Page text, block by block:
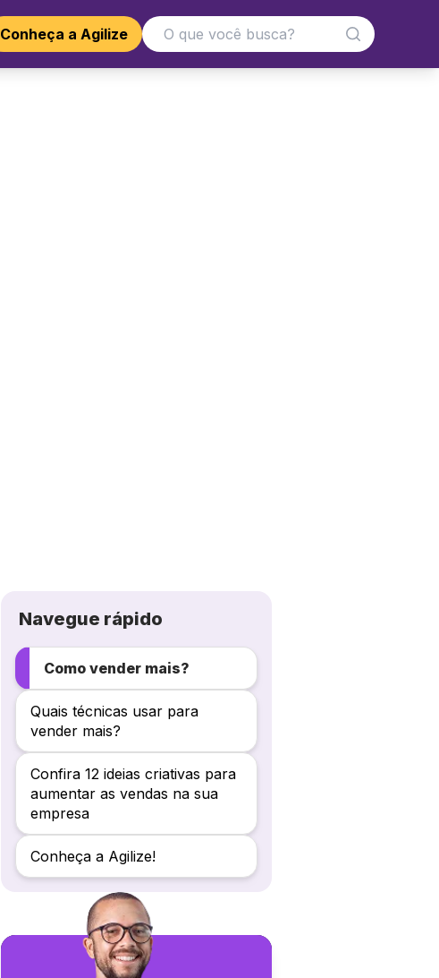
Conheça a Agilize
Navegue rápido
Como vender mais?
Quais técnicas usar para
vender mais?
Confira 12 ideias criativas para
aumentar as vendas na sua
empresa
Conheça a Agilize!